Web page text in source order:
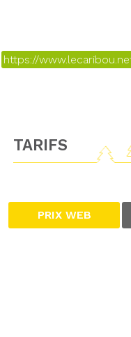
https://
TARIFS
PRIX WEB